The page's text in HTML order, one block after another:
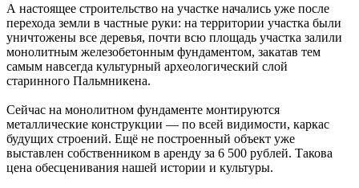
А настоящее строительство на участке начались уже после
перехода земли в частные руки: на территории участка были
уничтожены все деревья, почти всю площадь участка залили
монолитным железобетонным фундаментом, закатав тем
самым навсегда культурный археологический слой
старинного Пальмникена.
Сейчас на монолитном фундаменте монтируются
металлические конструкции — по всей видимости, каркас
будущих строений. Ещё не построенный объект уже
выставлен собственником в аренду за 6 500 рублей. Такова
цена обесценивания нашей истории и культуры.